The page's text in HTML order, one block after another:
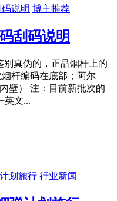
博主推荐
刮码说明
别真伪的，正品烟杆上的
杆编码在底部；阿尔
壁） 注：目前新批次的
英文...
行业新闻